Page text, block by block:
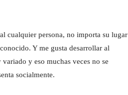
cualquier persona, no importa su lugar
Y me gusta desarrollar al
y eso muchas veces no se
socialmente.